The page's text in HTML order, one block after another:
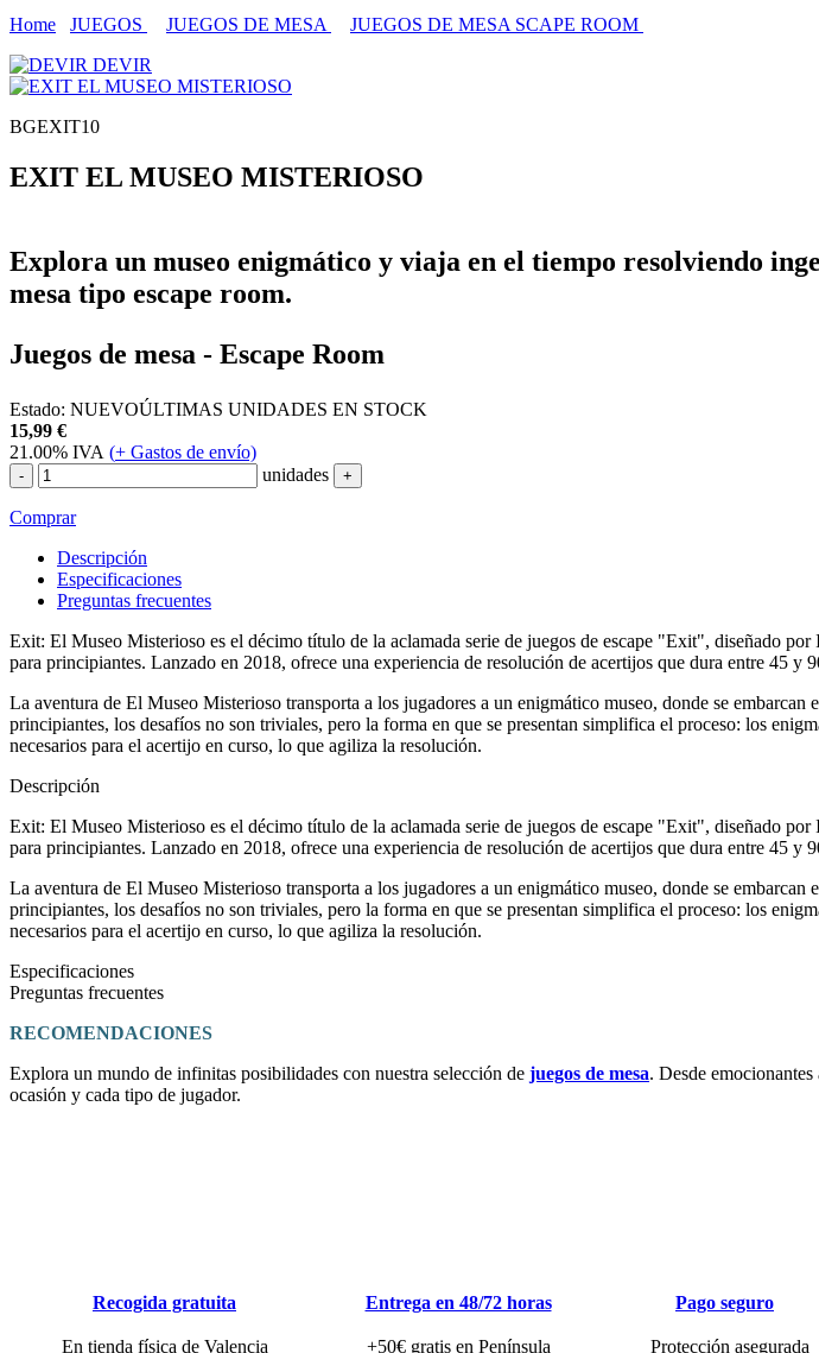
Home JUEGOS JUEGOS DE MESA
JUEGOS DE MESA SCAPE ROOM
DEVIR
BGEXIT10
EXIT EL MUSEO MISTERIOSO
Explora un museo enigmático y viaja en el tiempo resolviendo
mesa tipo escape room.
Juegos de mesa - Escape Room
Estado: NUEVOÚLTIMAS UNIDADES EN STOCK
15,99 €
21.00% IVA (+ Gastos de envío)
- unidades +
Comprar
Descripción
Especificaciones
Preguntas frecuentes
Exit: El Museo Misterioso es el décimo título de la aclamada serie de juegos de escape "Exit", diseñado
para principiantes. Lanzado en 2018, ofrece una experiencia de resolución de acertijos que dura entre 45 y
La aventura de El Museo Misterioso transporta a los jugadores a un enigmático museo, donde se
principiantes, los desafíos no son triviales, pero la forma en que se presentan simplifica el proceso: los
necesarios para el acertijo en curso, lo que agiliza la resolución.
Descripción
Exit: El Museo Misterioso es el décimo título de la aclamada serie de juegos de escape "Exit", diseñado
para principiantes. Lanzado en 2018, ofrece una experiencia de resolución de acertijos que dura entre 45 y
La aventura de El Museo Misterioso transporta a los jugadores a un enigmático museo, donde se
principiantes, los desafíos no son triviales, pero la forma en que se presentan simplifica el proceso: los
necesarios para el acertijo en curso, lo que agiliza la resolución.
Especificaciones
Preguntas frecuentes
RECOMENDACIONES
Explora un mundo de infinitas posibilidades con nuestra selección de juegos de mesa. Desde
ocasión y cada tipo de jugador.
Recogida gratuita Entrega en 48/72 horas Pago seguro
En tienda física de Valencia +50€ gratis en Península Protección asegurada